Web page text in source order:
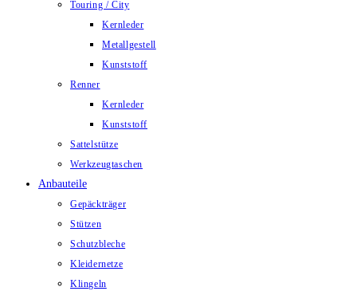
Touring / City
Kernleder
Metallgestell
Kunststoff
Renner
Kernleder
Kunststoff
Sattelstütze
Werkzeugtaschen
Anbauteile
Gepäckträger
Stützen
Schutzbleche
Kleidernetze
Klingeln